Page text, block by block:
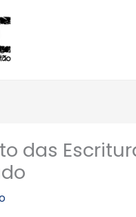
das